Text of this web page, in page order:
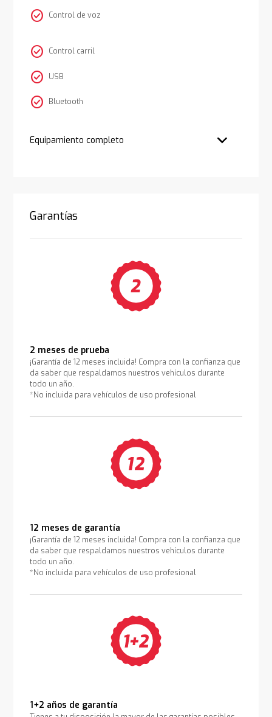
check_circle Control de voz
check_circle Control carril
check_circle USB
check_circle Bluetooth
Equipamiento completo
Garantías
2 meses de prueba
¡Garantía de 12 meses incluida! Compra con la confianza que
da saber que respaldamos nuestros vehículos durante
todo un año.
*No incluida para vehículos de uso profesional
12 meses de garantía
¡Garantía de 12 meses incluida! Compra con la confianza que
da saber que respaldamos nuestros vehículos durante
todo un año.
*No incluida para vehículos de uso profesional
1+2 años de garantía